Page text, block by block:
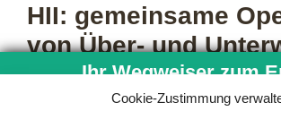
Cookie-Zustimmung
HII: gemeinsame
von Über- und
drohnen
Erstmals haben autonome Systeme der
Ihr Wegweiser zum